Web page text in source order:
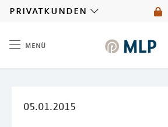
privatkunden
menü
05.01.2015